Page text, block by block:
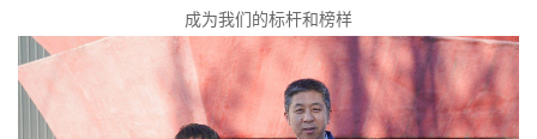
成为我们的标杆和榜样